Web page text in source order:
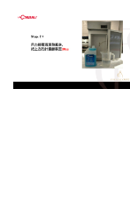
content